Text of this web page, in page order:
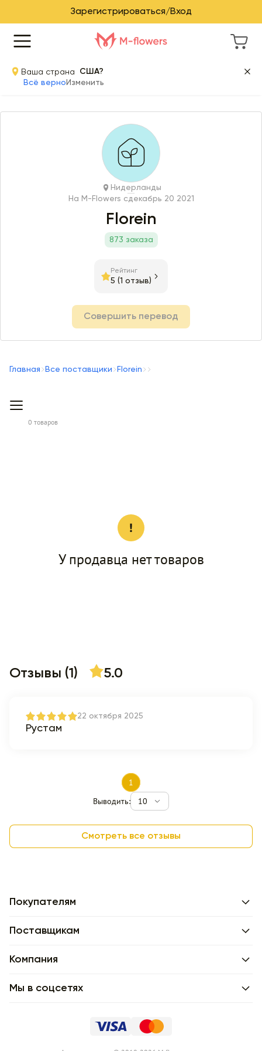
Зарегистрироваться/Вход
Ваша страна
США?
Всё верно Изменить
Нидерланды
На M-Flowers сдекабрь 20 2021
Florein
873 заказа
Рейтинг
5 (1 отзыв)
Совершить перевод
Главная Все поставщики Florein
0 товаров
У продавца нет товаров
Отзывы (1) 5.0
22 октября 2025
Рустам
1
Выводить:
10
Смотреть все отзывы
Покупателям
Поставщикам
Компания
Мы в соцсетях